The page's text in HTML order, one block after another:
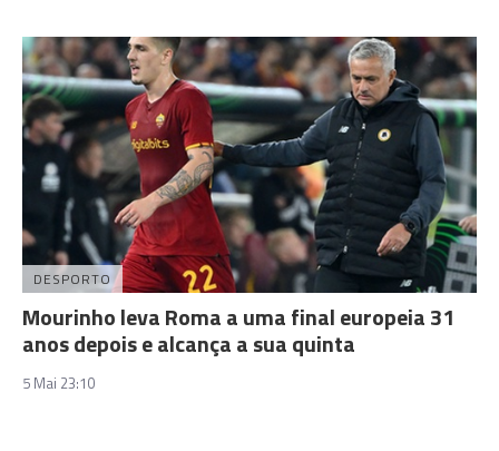
DESPORTO
Mourinho leva Roma a uma final europeia 31
anos depois e alcança a sua quinta
5 Mai 23:10